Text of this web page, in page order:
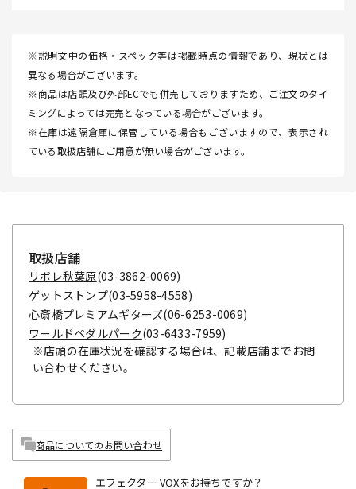
※説明文中の価格・スペック等は掲載時点の情報であり、現状とは
異なる場合がございます。
※商品は店頭及び外部ECでも併売しておりますため、ご注文のタイ
ミングによっては完売となっている場合がございます。
※在庫は遠隔倉庫に保管している場合もございますので、表示され
ている取扱店舗にご用意が無い場合がございます。
取扱店舗
リボレ秋葉原(03-3862-0069)
ゲットストンプ(03-5958-4558)
心斎橋プレミアムギターズ(06-6253-0069)
ワールドペダルパーク(03-6433-7959)
※店頭の在庫状況を確認する場合は、記載店舗までお問
い合わせください。
商品についてのお問い合わせ
エフェクター VOXをお持ちですか？